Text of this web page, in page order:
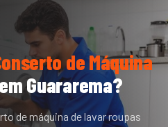
de Máquina
emGuararema?
de máquina de lavar roupas